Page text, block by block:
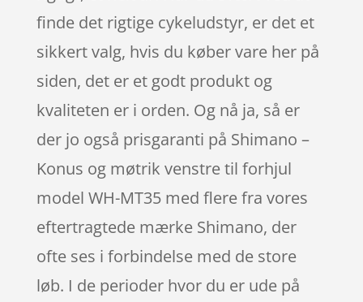
finde det rigtige cykeludstyr, er det et
sikkert valg, hvis du køber vare her på
siden, det er et godt produkt og
kvaliteten er i orden. Og nå ja, så er
der jo også prisgaranti på Shimano –
Konus og møtrik venstre til forhjul
model WH-MT35 med flere fra vores
eftertragtede mærke Shimano, der
ofte ses i forbindelse med de store
løb. I de perioder hvor du er ude på